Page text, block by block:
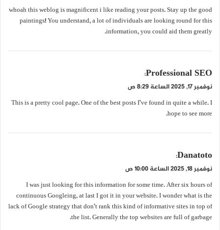
ل
whoah this weblog is magnificent i like reading your posts. Stay up the good
paintings! You understand, a lot of individuals are looking round for this
information, you could aid them greatly.
ي
ق
ل
Professional SEO
:
نوفمبر 17, 2025 الساعة 8:29 ص
This is a pretty cool page. One of the best posts I’ve found in quite a while. I
hope to see more.
ي
ق
ل
Danatoto
:
نوفمبر 18, 2025 الساعة 10:00 ص
I was just looking for this information for some time. After six hours of
continuous Googleing, at last I got it in your website. I wonder what is the
lack of Google strategy that don’t rank this kind of informative sites in top of
the list. Generally the top websites are full of garbage.